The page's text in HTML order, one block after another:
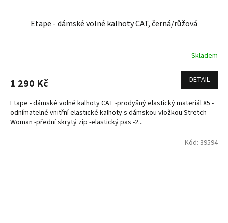
Etape - dámské volné kalhoty CAT, černá/růžová
Skladem
1 290 Kč DETAIL
Etape - dámské volné kalhoty CAT -prodyšný elastický materiál X5 -
odnímatelné vnitřní elastické kalhoty s dámskou vložkou Stretch
Woman -přední skrytý zip -elastický pas -2...
Kód: 39594